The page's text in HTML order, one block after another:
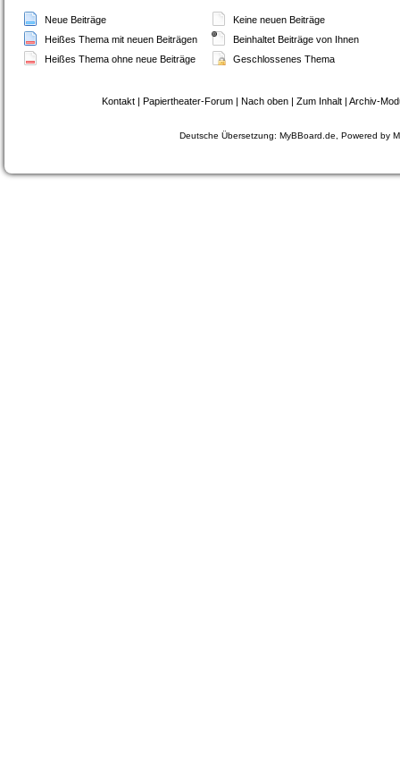
Neue Beiträge
Heißes Thema mit neuen Beiträgen
Heißes Thema ohne neue Beiträge
Keine neuen Beiträge
Beinhaltet Beiträge von Ihnen
Geschlossenes Thema
Kontakt | Papiertheater-Forum | Nach oben | Zum Inhalt | Archiv-
Deutsche Übersetzung: MyBBoard.de , Powered by